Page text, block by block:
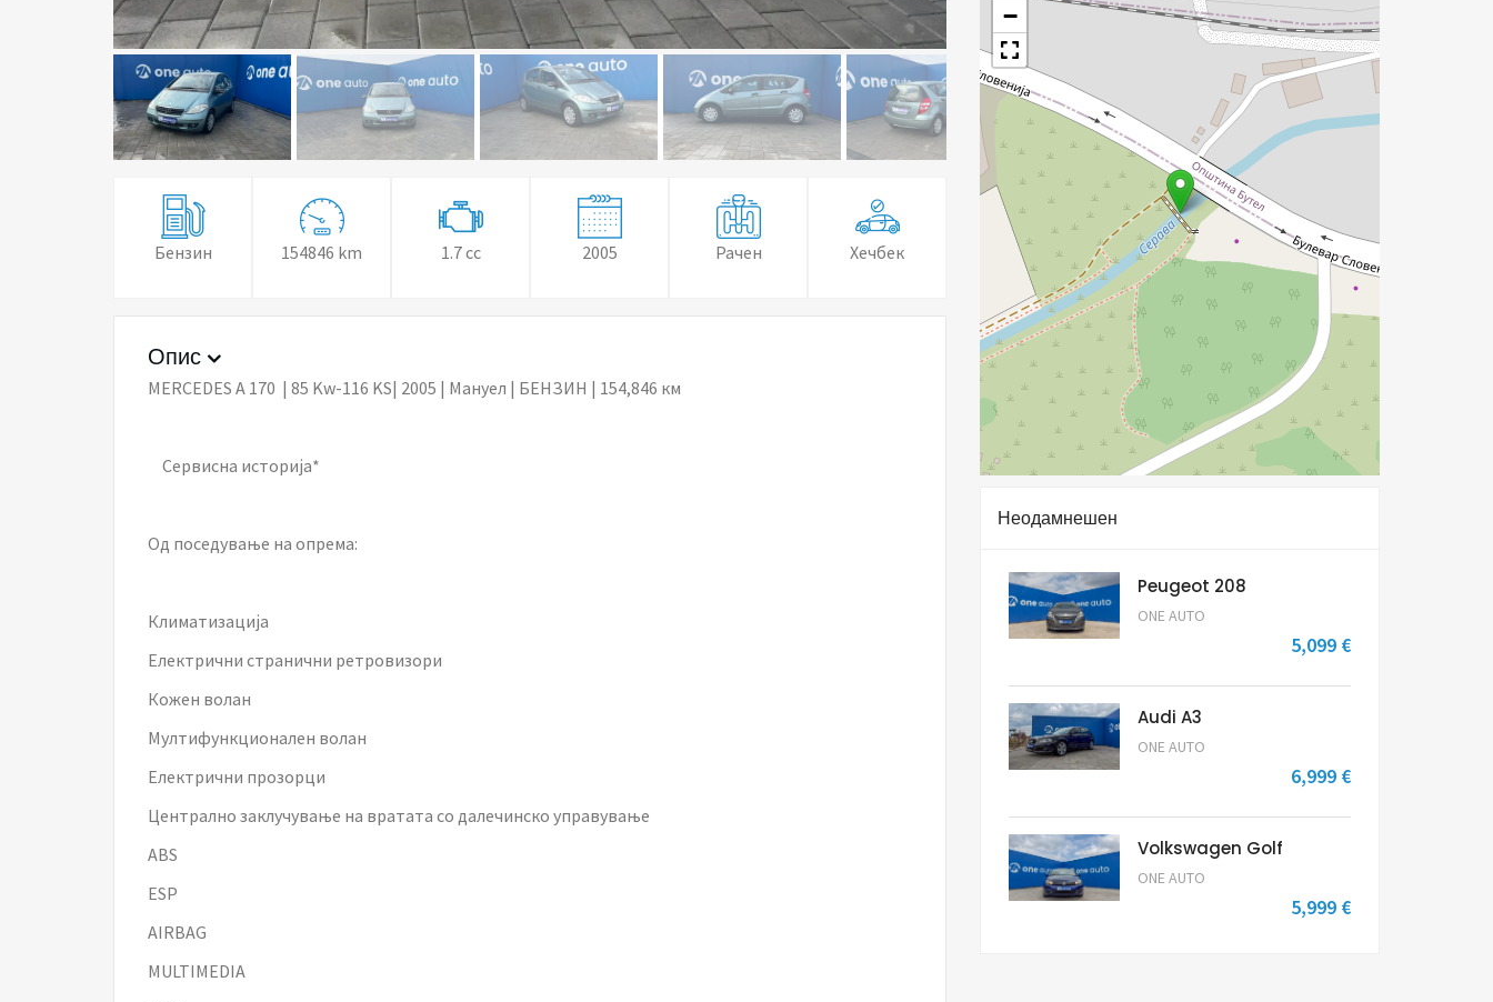
Бензин 154846 km 1.7 cc 2005 Рачен Хечбек
Опис
MERCEDES A 170 | 85 Kw-116 KS| 2005 | Мануел | БЕНЗИН | 154,846 км
Сервисна историја*
Од поседување на опрема:
Климатизација
Електрични странични ретровизори
Кожен волан
Мултифункционален волан
Електрични прозорци
Централно заклучување на вратата со далечинско управување
ABS
ESP
AIRBAG
MULTIMEDIA
−
Неодамнешен
Peugeot 208
ONE AUTO
5,099 €
Audi A3
ONE AUTO
6,999 €
Volkswagen Golf
ONE AUTO
5,999 €